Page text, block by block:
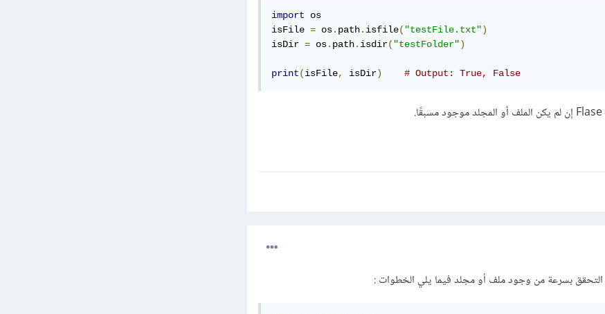
import os
isFile = os. path. isfile( "testFile.txt")
isDir = os. path. isdir( "testFolder")
print(isFile, isDir) # Output: True, False